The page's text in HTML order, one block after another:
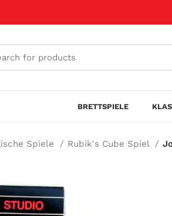
BRETTSPIELE
Spiele Rubik's Cube Spiel